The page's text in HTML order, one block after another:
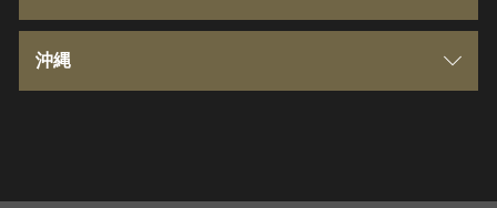
福島県
神奈川県
島根県
福岡県
沖縄